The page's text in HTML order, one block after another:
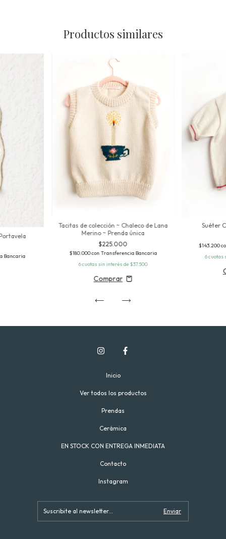
Productos similares
Bancaria
Tacitas de colección ~ Chaleco de Lana
Merino ~ Prenda única
$225.000
$180.000conTransferencia Bancaria
6cuotas sin interés de$37.500
Suéter
$143.200
6 cuotas
Inicio
Ver todos los productos
Prendas
Cerámica
EN STOCK CON ENTREGA INMEDIATA
Contacto
Instagram